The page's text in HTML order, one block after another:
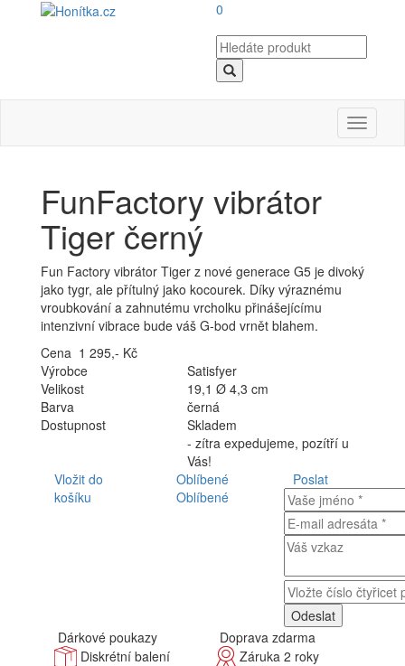
0
Toggle
FunFactory vibrátor
Tiger černý
Fun Factory vibrátor Tiger z nové generace G5 je divoký
jako tygr, ale přítulný jako kocourek. Díky výraznému
vroubkování a zahnutému vrcholku přinášejícímu
intenzivní vibrace bude váš G-bod vrnět blahem.
Cena 1 295,- Kč
Výrobce
Satisfyer
Velikost
19,1 Ø 4,3 cm
Barva
černá
Dostupnost
Skladem
- zítra expedujeme, pozítří u
Vás!
Vložit do
košíku
Oblíbené
Oblíbené
Poslat
Dárkové poukazy
Doprava zdarma
Diskrétní balení
Záruka 2 roky